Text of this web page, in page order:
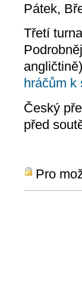
Pátek,
Třetí
hráčům
Český
před
Pro